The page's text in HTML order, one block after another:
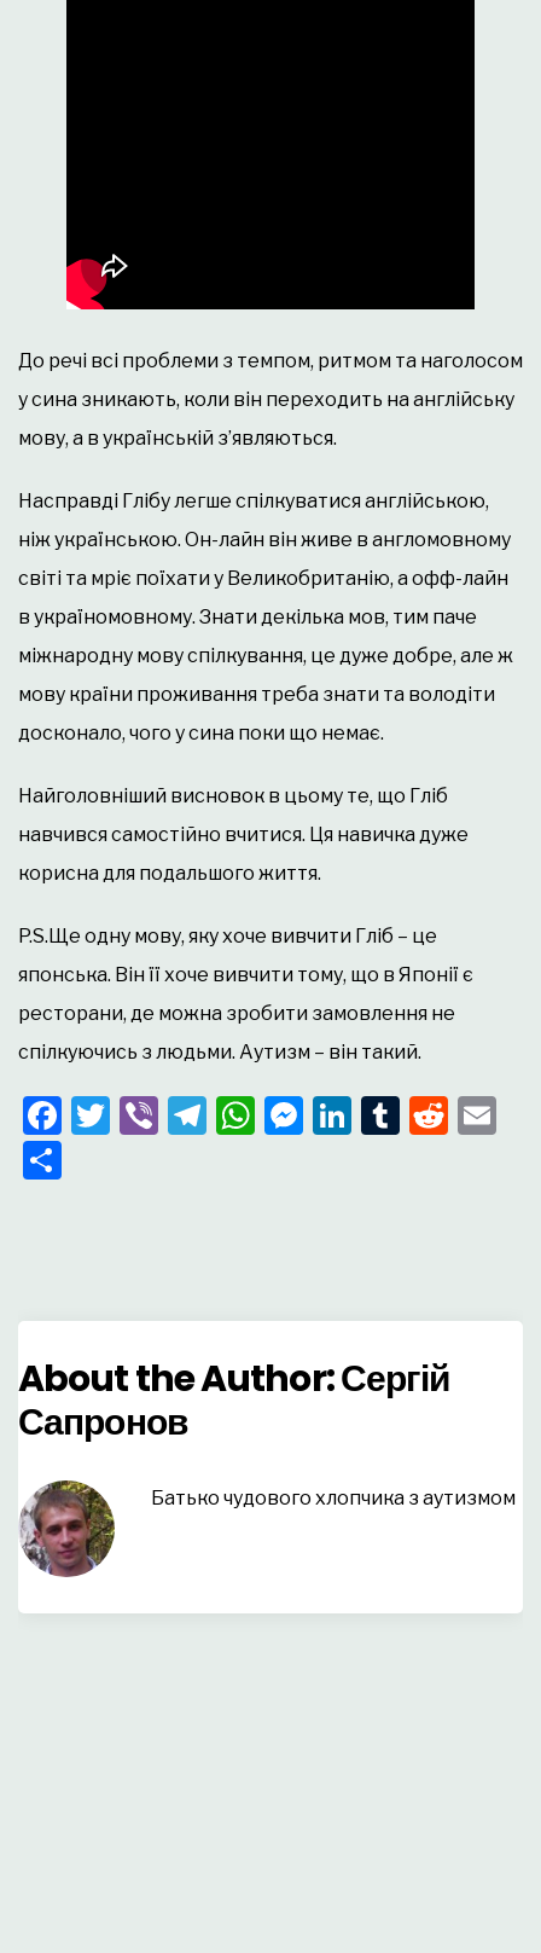
До речі всі проблеми з темпом, ритмом та наголосом
у сина зникають, коли він переходить на англійську
мову, а в українській з’являються.
Насправді Глібу легше спілкуватися англійською,
ніж українською. Он-лайн він живе в англомовному
світі та мріє поїхати у Великобританію, а офф-лайн
в україномовному. Знати декілька мов, тим паче
міжнародну мову спілкування, це дуже добре, але ж
мову країни проживання треба знати та володіти
досконало, чого у сина поки що немає.
Найголовніший висновок в цьому те, що Гліб
навчився самостійно вчитися. Ця навичка дуже
корисна для подальшого життя.
P.S.Ще одну мову, яку хоче вивчити Гліб – це
японська. Він її хоче вивчити тому, що в Японії є
ресторани, де можна зробити замовлення не
спілкуючись з людьми. Аутизм – він такий.
Facebook
Twitter
ViberTelegram
WhatsApp
Messenger
LinkedIn
Tumblr
About the Author:Сергій
Сапронов
Батько чудового хлопчика з аутизмом